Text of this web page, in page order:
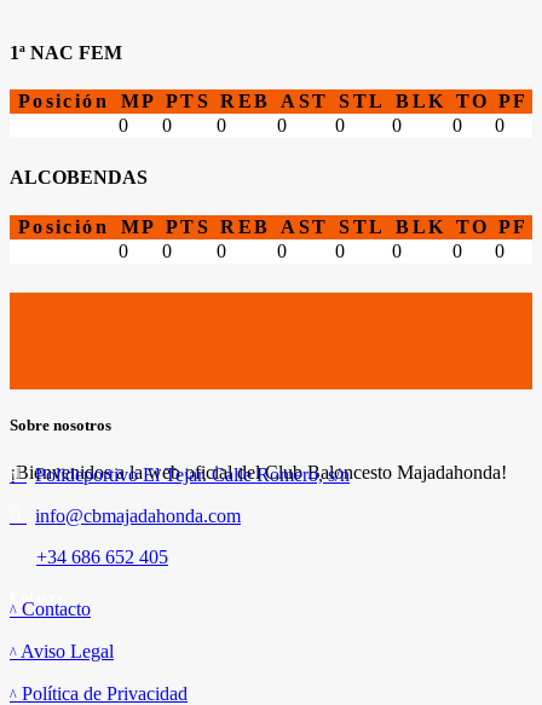
1ª NAC FEM
Posición MP PTS REB AST STL BLK TO PF
0
0 0 0 0 0 0 0
ALCOBENDAS
Posición MP PTS REB AST STL BLK TO PF
0
0 0 0 0 0 0 0
Sobre nosotros
¡Bienvenidos a la web oficial del Club Baloncesto Majadahonda!
Polideportivo El Tejar. Calle Romero, s/n
info@cbmajadahonda.com
+34 686 652 405
Contacto
Aviso Legal
Política de Privacidad